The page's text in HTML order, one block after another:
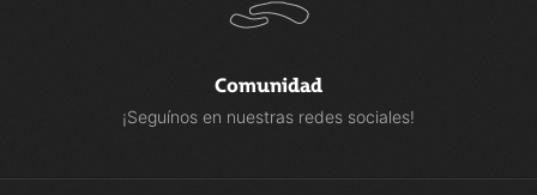
Comunidad
¡Seguínos en nuestras redes sociales!